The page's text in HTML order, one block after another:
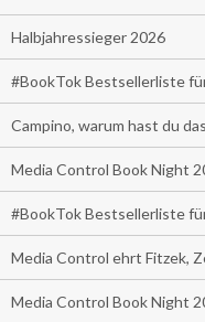
Halbjahressieger 2026
#BookTok Bestsellerliste
Campino, warum hast du
Media Control Book Night
#BookTok Bestsellerliste
Media Control ehrt Fitzek,
Media Control Book Night